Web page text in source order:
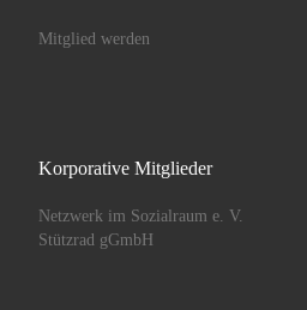
Mitglied werden
Korporative Mitglieder
Netzwerk im Sozialraum e. V.
Stützrad gGmbH